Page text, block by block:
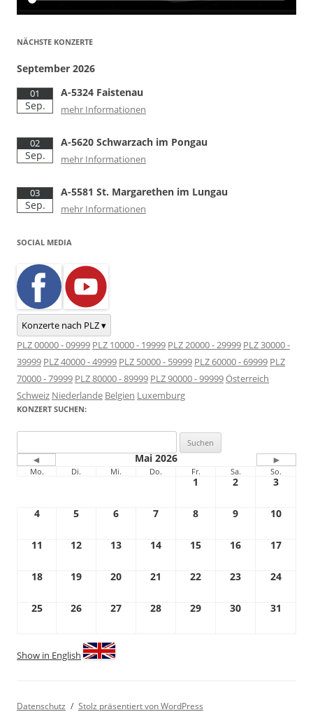
NÄCHSTE KONZERTE
September 2026
01
Sep.
A-5324 Faistenau
mehr Informationen
02
Sep.
A-5620 Schwarzach im Pongau
mehr Informationen
03
Sep.
A-5581 St. Margarethen im Lungau
mehr Informationen
SOCIAL MEDIA
Konzerte nach PLZ ▾
PLZ 00000 - 09999 PLZ 10000 - 19999 PLZ 20000 - 29999 PLZ 30000 -
39999 PLZ 40000 - 49999 PLZ 50000 - 59999 PLZ 60000 - 69999 PLZ
70000 - 79999 PLZ 80000 - 89999 PLZ 90000 - 99999Österreich
Schweiz Niederlande Belgien Luxemburg
KONZERT SUCHEN:
nach:
◄ Mai 2026 ►
Mo. Di. Mi. Do. Fr. Sa. So.
1 2 3
4 5 6 7 8 9 10
11 12 13 14 15 16 17
18 19 20 21 22 23 24
25 26 27 28 29 30 31
Show in English
Datenschutz Stolz präsentiert von WordPress